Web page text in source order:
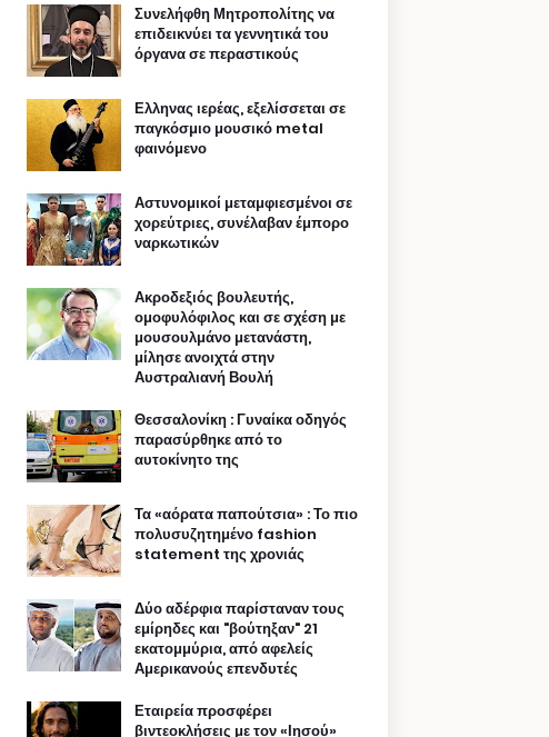
Συνελήφθη Μητροπολίτης να
επιδεικνύει τα γεννητικά του
όργανα σε περαστικούς
Ελληνας ιερέας, εξελίσσεται σε
παγκόσμιο μουσικό metal
φαινόμενο
Αστυνομικοί μεταμφιεσμένοι σε
χορεύτριες, συνέλαβαν έμπορο
ναρκωτικών
Ακροδεξιός βουλευτής,
ομοφυλόφιλος και σε σχέση με
μουσουλμάνο μετανάστη,
μίλησε ανοιχτά στην
Αυστραλιανή Βουλή
Θεσσαλονίκη : Γυναίκα οδηγός
παρασύρθηκε από το
αυτοκίνητο της
Τα «αόρατα παπούτσια» : Το πιο
πολυσυζητημένο fashion
statement της χρονιάς
Δύο αδέρφια παρίσταναν τους
εμίρηδες και "βούτηξαν" 21
εκατομμύρια, από αφελείς
Αμερικανούς επενδυτές
Εταιρεία προσφέρει
βιντεοκλήσεις με τον «Ιησού»